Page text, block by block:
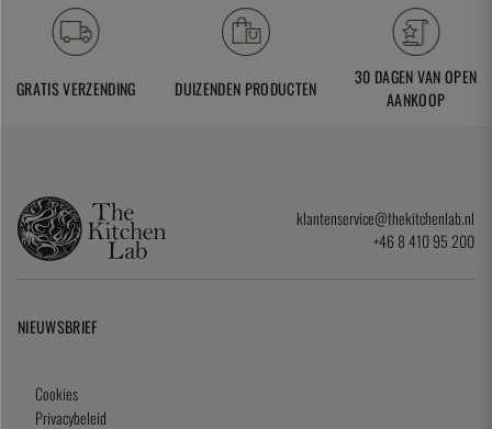
GRATIS VERZENDING DUIZENDEN PRODUCTEN
30 DAGEN VAN OPEN
AANKOOP
klantenservice@thekitchenlab.nl
+46 8 410 95 200
NIEUWSBRIEF
Cookies
Privacybeleid